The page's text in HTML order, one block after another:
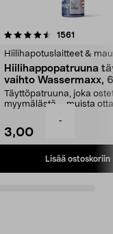
-
1561
Hiilihapotuslaitteet &
Hiilihappopatruuna
vaihto Wassermaxx,
Täyttöpatruuna, joka
myymälästä – muista
3,00
Lisää ostoskoriin
4.5viidestä